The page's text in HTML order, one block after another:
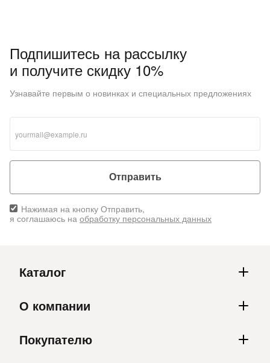
Подпишитесь на рассылку
и получите скидку 10%
Узнавайте первым о новинках и специальных предложениях
Отправить
Нажимая на кнопку Отправить,
я соглашаюсь на обработку персональных данных
Каталог
О компании
Покупателю